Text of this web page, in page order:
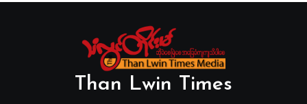
Than Lwin Times